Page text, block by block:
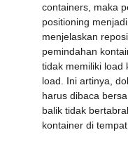
containers, maka
positioning
menjelaskan
pemindahan
tidak memiliki load
load. Ini artinya,
harus dibaca
balik tidak
kontainer di tempat